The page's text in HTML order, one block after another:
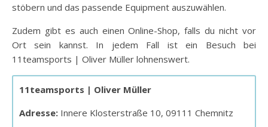
stöbern und das passende Equipment auszuwählen.
Zudem gibt es auch einen Online-Shop, falls du nicht vor
Ort sein kannst. In jedem Fall ist ein Besuch bei
11teamsports | Oliver Müller lohnenswert.
11teamsports | Oliver Müller
Adresse: Innere Klosterstraße 10, 09111 Chemnitz